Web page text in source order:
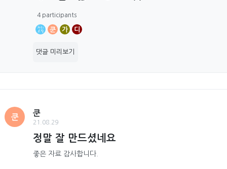
4 participants
쿤 가 디
댓글 미리보기
쿤
쿤
21.08.29
정말 잘 만드셨네요
좋은 자료 감사합니다.